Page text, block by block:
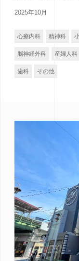
2025年10月
心療内科 精神科
脳神経外科 産婦人科
歯科 その他